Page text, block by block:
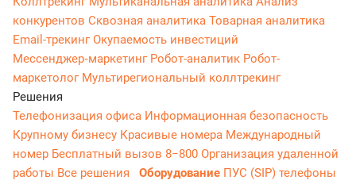
конкурентов Сквозная аналитика Товарная аналитика
Email-трекингОкупаемость инвестиций
Мессенджер‑маркетинг Робот-аналитик Робот-
маркетолог Мультирегиональный коллтрекинг
Решения
Телефонизация офиса Информационная безопасность
Крупному бизнесу Красивые номера Международный
номер Бесплатный вызов 8−800 Организация удаленной
работы Все решения Оборудование ПУС (SIP) телефоны